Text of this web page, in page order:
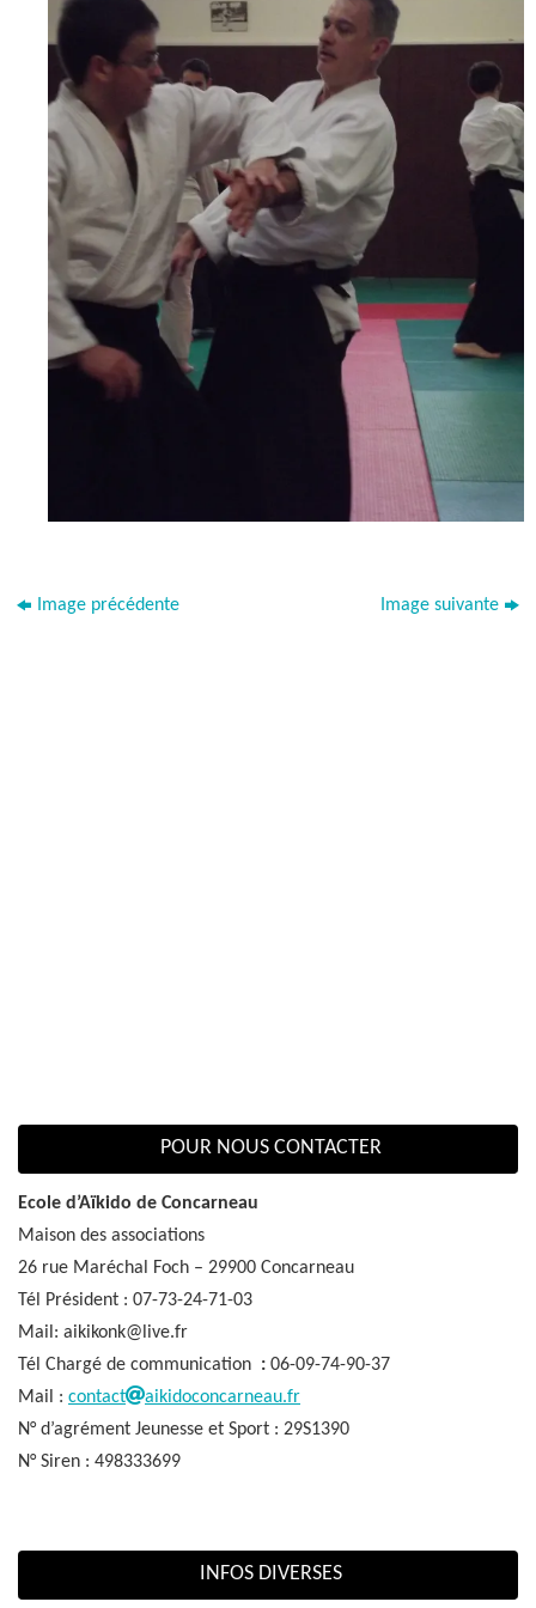
Image précédente Image suivante
POUR NOUS CONTACTER
Ecole d’Aïkido de Concarneau
Maison des associations
26 rue Maréchal Foch – 29900 Concarneau
Tél Président : 07-73-24-71-03
Mail: aikikonk@live.fr
Tél Chargé de communication : 06-09-74-90-37
Mail : contact
aikidoconcarneau.fr
N° d’agrément Jeunesse et Sport : 29S1390
N° Siren : 498333699
INFOS DIVERSES